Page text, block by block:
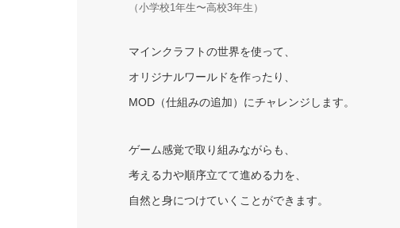
（小学校1年生〜高校3年生）
マインクラフトの世界を使って、
オリジナルワールドを作ったり、
MOD（仕組みの追加）にチャレンジします。
ゲーム感覚で取り組みながらも、
考える力や順序立てて進める力を、
自然と身につけていくことができます。